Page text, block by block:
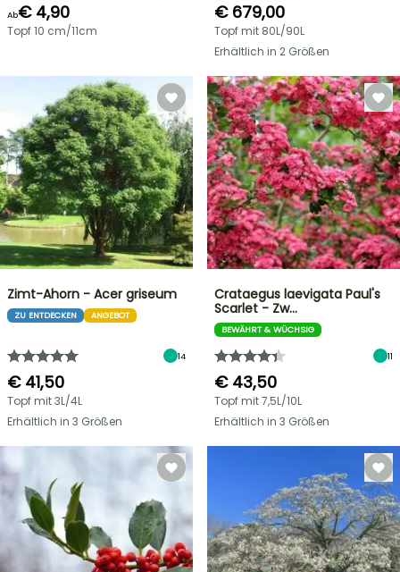
Ab€ 4,90
Topf 10 cm/11cm
€ 679,00
Topf mit 80L/90L
Erhältlich in 2 Größen
Zimt-Ahorn - Acer griseum
ZU ENTDECKEN ANGEBOT
14
€ 41,50
Topf mit 3L/4L
Erhältlich in 3 Größen
Crataegus laevigata Paul's
Scarlet - Zw…
BEWÄHRT & WÜCHSIG
11
€ 43,50
Topf mit 7,5L/10L
Erhältlich in 3 Größen